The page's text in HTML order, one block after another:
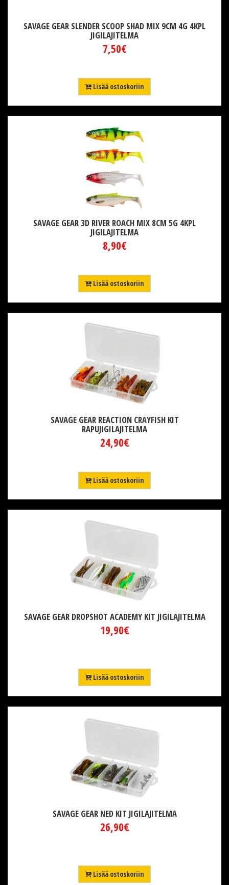
SAVAGE GEAR SLENDER SCOOP SHAD MIX 9CM 4G 4KPL
JIGILAJITELMA
7,50€
Lisää ostoskoriin
SAVAGE GEAR 3D RIVER ROACH MIX 8CM 5G 4KPL
JIGILAJITELMA
8,90€
Lisää ostoskoriin
SAVAGE GEAR REACTION CRAYFISH KIT
RAPUJIGILAJITELMA
24,90€
Lisää ostoskoriin
SAVAGE GEAR DROPSHOT ACADEMY KIT JIGILAJITELMA
19,90€
Lisää ostoskoriin
SAVAGE GEAR NED KIT JIGILAJITELMA
26,90€
Lisää ostoskoriin